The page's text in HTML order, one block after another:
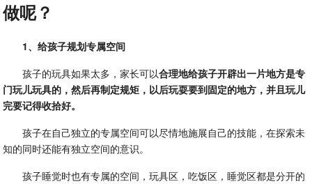
做呢？
1、给孩子规划专属空间
孩子的玩具如果太多，家长可以合理地给孩子开辟出一片地方是专
门玩儿玩具的，然后再制定规矩，以后玩耍要到固定的地方，并且玩儿
完要记得收拾好。
孩子在自己独立的专属空间可以尽情地施展自己的技能，在探索未
知的同时还能有独立空间的意识。
孩子睡觉时也有专属的空间，玩具区，吃饭区，睡觉区都是分开的